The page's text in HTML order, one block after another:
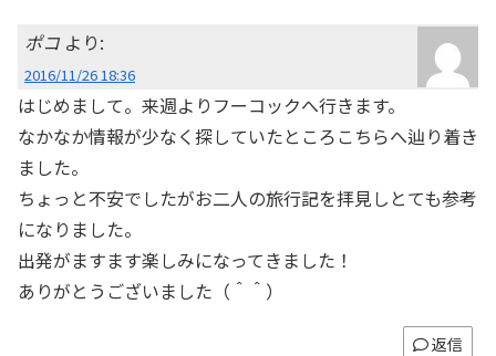
ポコ より:
2016/11/26 18:36
はじめまして。来週よりフーコックへ行きます。
なかなか情報が少なく探していたところこちらへ辿り着き
ました。
ちょっと不安でしたがお二人の旅行記を拝見しとても参考
になりました。
出発がますます楽しみになってきました！
ありがとうございました（＾＾）
返信